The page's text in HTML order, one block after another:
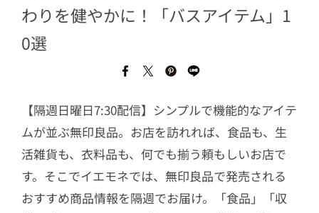
わりを健やかに！「バスアイテム」1
0選
【隔週日曜日7:30配信】シンプルで機能的なアイテ
ムが並ぶ無印良品。お店を訪れれば、食品も、生
活雑貨も、衣料品も、何でも揃う頼もしいお店で
す。そこでイエモネでは、無印良品で発売される
おすすめ商品情報を隔週でお届け。「食品」「収